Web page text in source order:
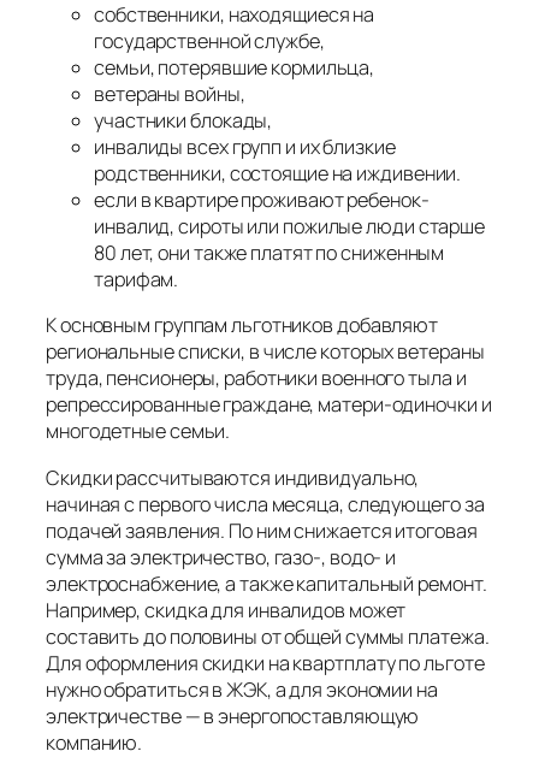
собственники, находящиеся на
государственной службе,
семьи, потерявшие кормильца,
ветераны войны,
участники блокады,
инвалиды всех групп и их близкие
родственники, состоящие на иждивении.
если в квартире проживают ребенок-
инвалид, сироты или пожилые люди старше
80 лет, они также платят по сниженным
тарифам.
К основным группам льготников добавляют
региональные списки, в числе которых ветераны
труда, пенсионеры, работники военного тыла и
репрессированные граждане, матери-одиночки и
многодетные семьи.
Скидки рассчитываются индивидуально,
начиная с первого числа месяца, следующего за
подачей заявления. По ним снижается итоговая
сумма за электричество, газо-, водо- и
электроснабжение, а также капитальный ремонт.
Например, скидка для инвалидов может
составить до половины от общей суммы платежа.
Для оформления скидки на квартплату по льготе
нужно обратиться в ЖЭК, а для экономии на
электричестве — в энергопоставляющую
компанию.